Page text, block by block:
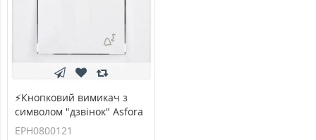
⚡Кнопковий вимикач з
символом "дзвінок" Asfora
білий (EPH0800121)
EPH0800121